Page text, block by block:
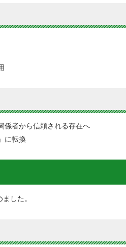
係者から信頼される存在へ
に転換
した。